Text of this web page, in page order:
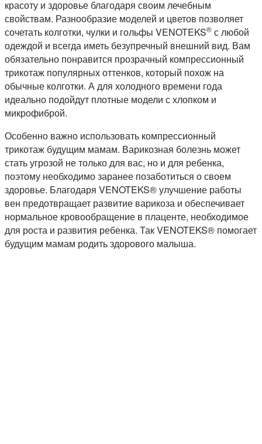
красоту и здоровье благодаря своим лечебным
свойствам. Разнообразие моделей и цветов позволяет
сочетать колготки, чулки и гольфы VENOTEKS® с любой
одеждой и всегда иметь безупречный внешний вид. Вам
обязательно понравится прозрачный компрессионный
трикотаж популярных оттенков, который похож на
обычные колготки. А для холодного времени года
идеально подойдут плотные модели с хлопком и
микрофиброй.
Особенно важно использовать компрессионный
трикотаж будущим мамам. Варикозная болезнь может
стать угрозой не только для вас, но и для ребенка,
поэтому необходимо заранее позаботиться о своем
здоровье. Благодаря VENOTEKS® улучшение работы
вен предотвращает развитие варикоза и обеспечивает
нормальное кровообращение в плаценте, необходимое
для роста и развития ребенка. Так VENOTEKS® помогает
будущим мамам родить здорового малыша.